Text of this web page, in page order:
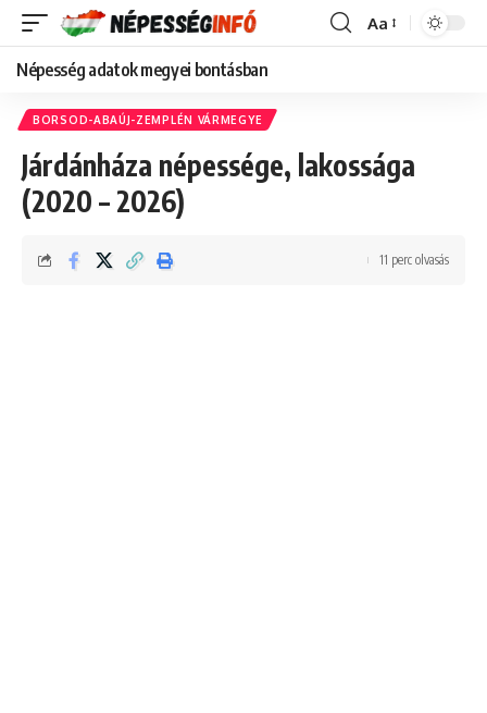
Font
Aa
Népesség adatok megyei bontásban
BORSOD-ABAÚJ-ZEMPLÉN VÁRMEGYE
Járdánháza népessége, lakossága
(2020 – 2026)
11 perc olvasás